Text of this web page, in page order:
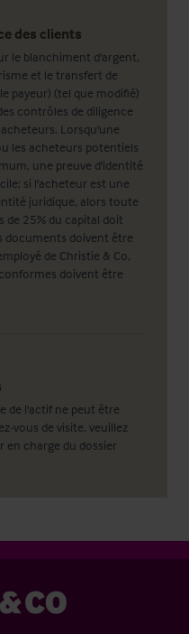
des clients
le blanchiment d'argent,
et le transfert de
payeur) (tel que modifié)
contrôles de diligence
Lorsqu'une
les acheteurs potentiels
une preuve d'identité
si l'acheteur est une
juridique, alors toute
de 25% du capital doit
documents doivent être
de Christie & Co,
doivent être
de l'actif ne peut être
vous de visite, veuillez
charge du dossier